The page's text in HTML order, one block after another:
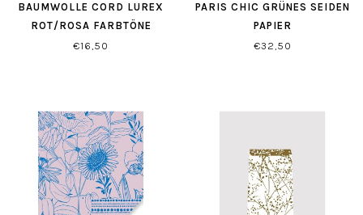
BAUMWOLLE CORD LUREX
ROT/ROSA FARBTÖNE
€16,50
PARIS CHIC GRÜNES SEIDEN
PAPIER
€32,50